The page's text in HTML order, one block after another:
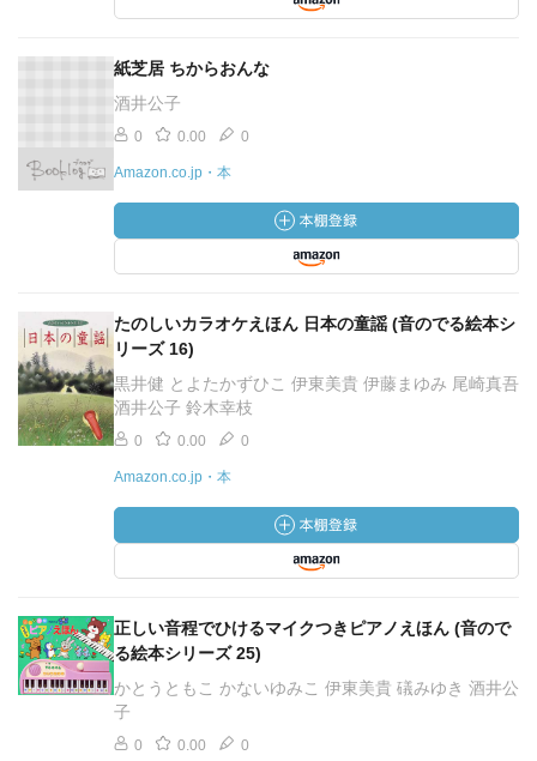
紙芝居 ちからおんな
酒井公子
0 0.00 0
Amazon.co.jp・本
たのしいカラオケえほん 日本の童謡 (音のでる絵本シ
リーズ 16)
黒井健 とよたかずひこ 伊東美貴 伊藤まゆみ 尾崎真吾
酒井公子 鈴木幸枝
0 0.00 0
Amazon.co.jp・本
正しい音程でひけるマイクつきピアノえほん (音ので
る絵本シリーズ 25)
かとうともこ かないゆみこ 伊東美貴 礒みゆき 酒井公
子
0 0.00 0